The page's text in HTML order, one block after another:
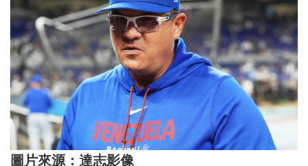
圖片來源：達志影像